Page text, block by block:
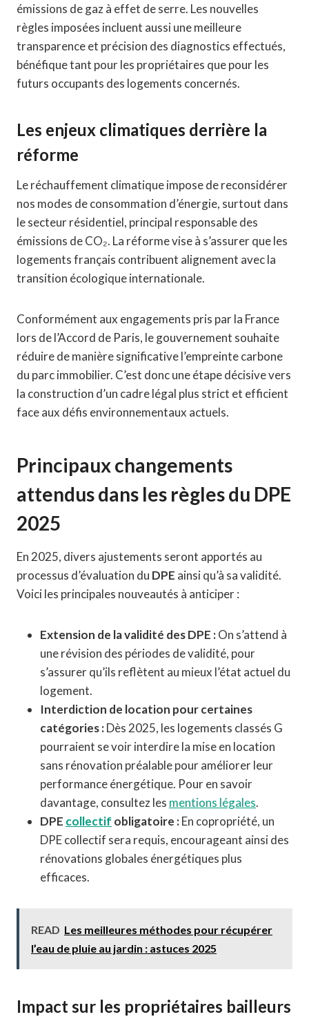
émissions de gaz à effet de serre. Les nouvelles
règles imposées incluent aussi une meilleure
transparence et précision des diagnostics effectués,
bénéfique tant pour les propriétaires que pour les
futurs occupants des logements concernés.
Les enjeux climatiques derrière la
réforme
Le réchauffement climatique impose de reconsidérer
nos modes de consommation d’énergie, surtout dans
le secteur résidentiel, principal responsable des
émissions de CO₂. La réforme vise à s’assurer que les
logements français contribuent alignement avec la
transition écologique internationale.
Conformément aux engagements pris par la France
lors de l’Accord de Paris, le gouvernement souhaite
réduire de manière significative l’empreinte carbone
du parc immobilier. C’est donc une étape décisive vers
la construction d’un cadre légal plus strict et efficient
face aux défis environnementaux actuels.
Principaux changements
attendus dans les règles du DPE
2025
En 2025, divers ajustements seront apportés au
processus d’évaluation du DPE ainsi qu’à sa validité.
Voici les principales nouveautés à anticiper :
Extension de la validité des DPE :On s’attend à
une révision des périodes de validité, pour
s’assurer qu’ils reflètent au mieux l’état actuel du
logement.
Interdiction de location pour certaines
catégories :Dès 2025, les logements classés G
pourraient se voir interdire la mise en location
sans rénovation préalable pour améliorer leur
performance énergétique. Pour en savoir
davantage, consultez les mentions légales.
DPE collectif obligatoire :En copropriété, un
DPE collectif sera requis, encourageant ainsi des
rénovations globales énergétiques plus
efficaces.
READ Les meilleures méthodes pour récupérer
l’eau de pluie au jardin : astuces 2025
Impact sur les propriétaires bailleurs